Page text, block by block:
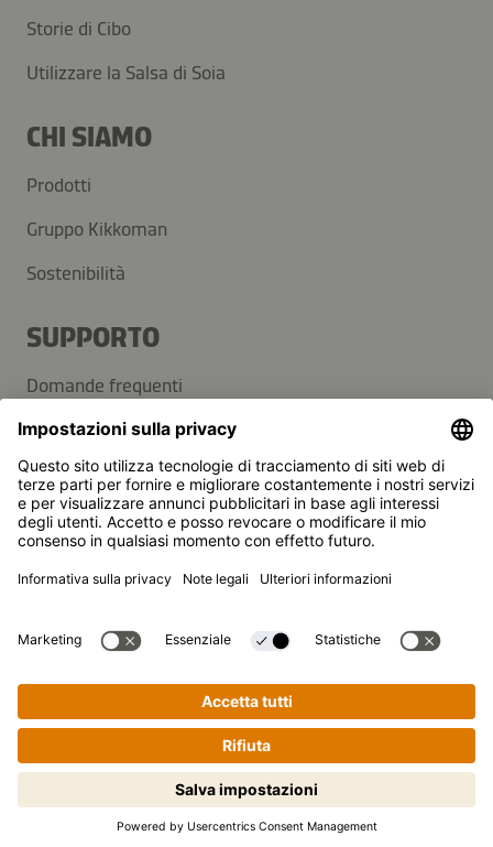
Cucinare passo dopo passo non è
mai stato così semplice! Clicca qui
per iniziare
Storie di Cibo
Utilizzare la Salsa di Soia
CHI SIAMO
Prodotti
Gruppo Kikkoman
Sostenibilità
SUPPORTO
Domande frequenti
Contatti
Newsletter
Kikkoman è un marchio registrato della Kikkoman
Corporation, Giappone.
Theodorstraße 180, 40472 Düsseldorf, Germany
Iscritta al registro del commercio del tribunale
Impostazioni sulla privacy
Note legali
Protezione dei dati